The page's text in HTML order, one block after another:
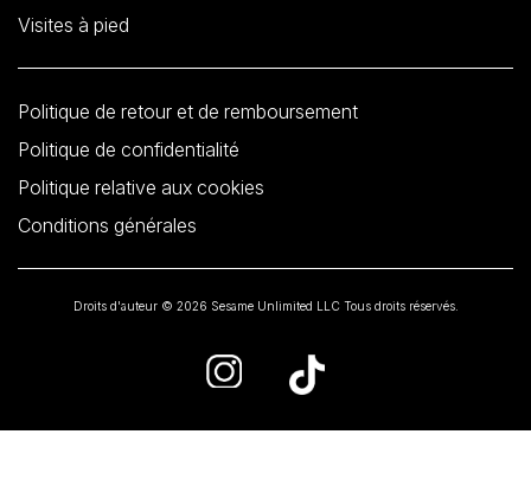
Visites à pied
Politique de retour et de remboursement
Politique de confidentialité
Politique relative aux cookies
Conditions générales
Droits d'auteur © 2026 Sesame Unlimited LLC Tous droits réservés.